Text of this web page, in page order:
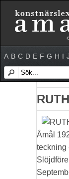
A B C D E F G H I J
Åmål
teckning